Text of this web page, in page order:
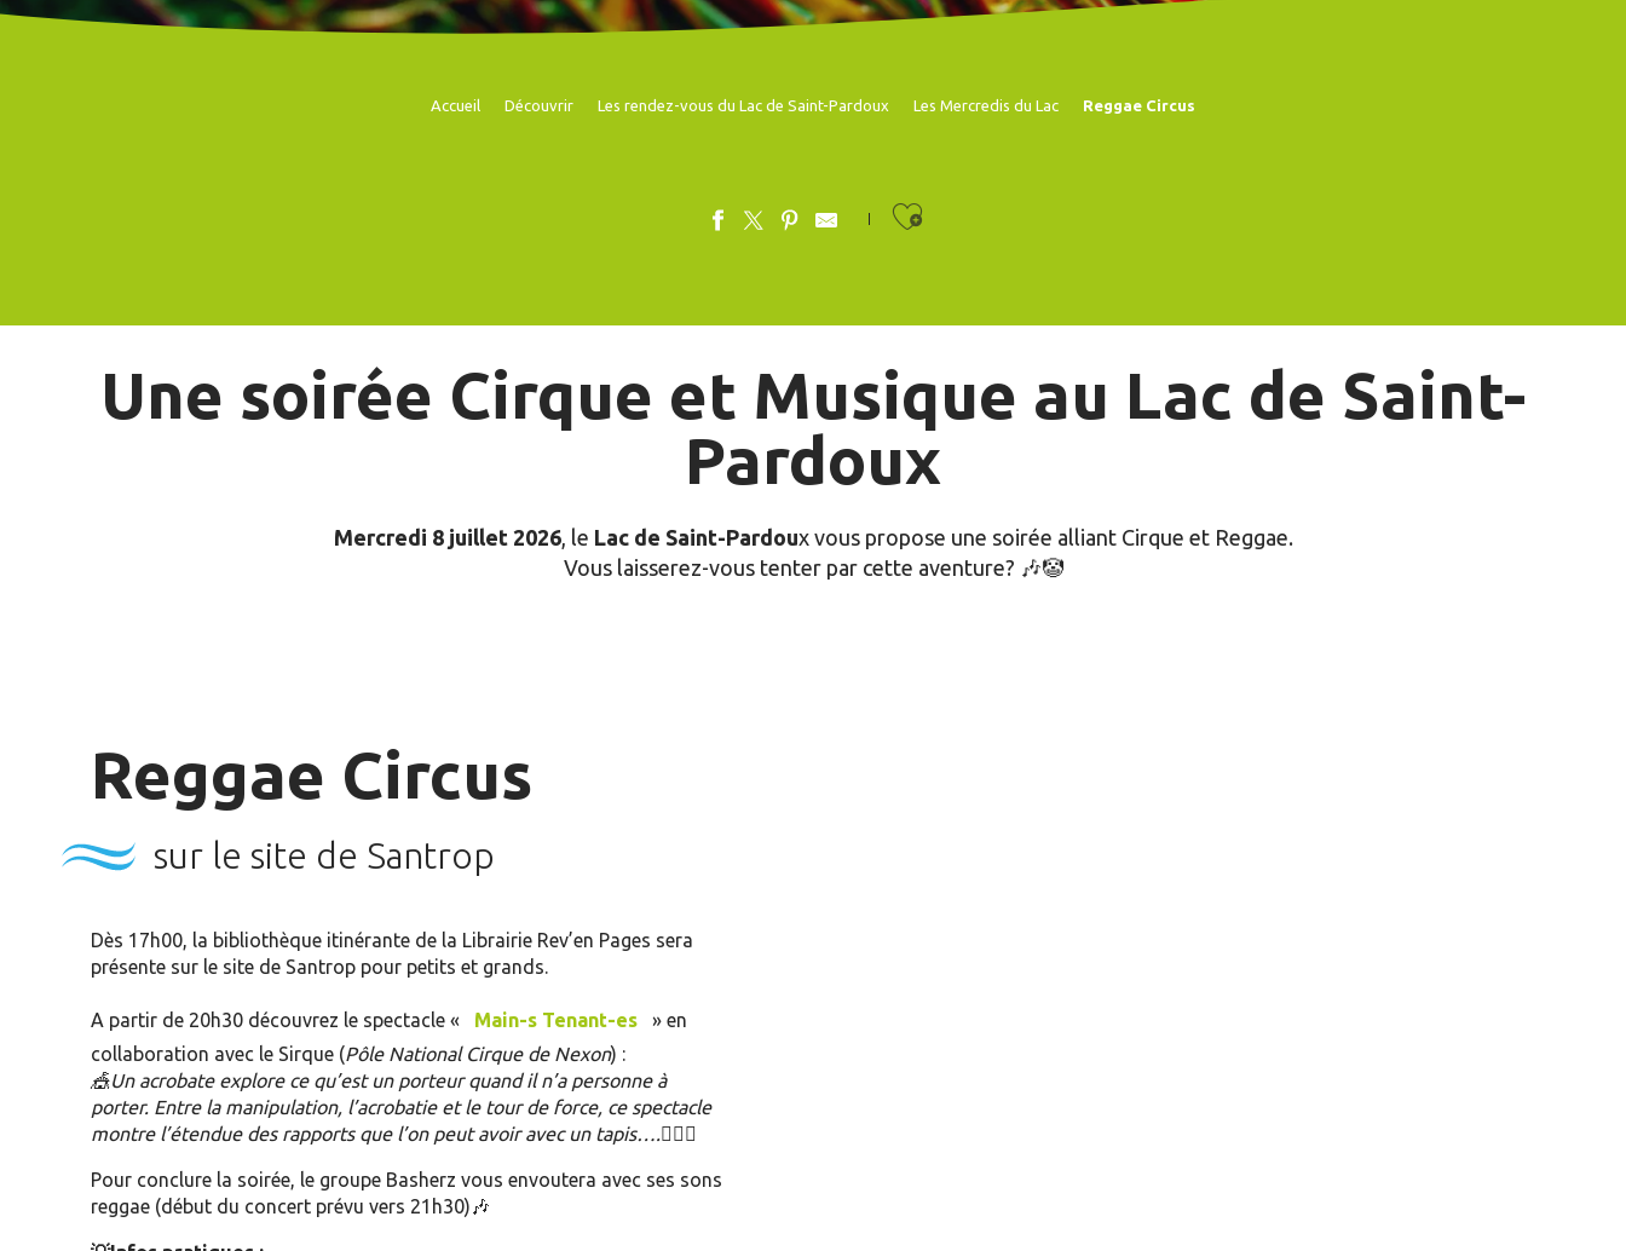
Accueil Découvrir Les rendez-vous du Lac de Saint-Pardoux Les Mercredis du Lac Reggae Circus
Ajouter aux favoris
Une soirée Cirque et Musique au Lac de Saint-
Pardoux
Mercredi 8 juillet 2026, le Lac de Saint-Pardoux vous propose une soirée alliant Cirque et Reggae.
Vous laisserez-vous tenter par cette aventure? 🎶🤡
Reggae Circus
sur le site de Santrop
Dès 17h00, la bibliothèque itinérante de la Librairie Rev’en Pages sera
présente sur le site de Santrop pour petits et grands.
A partir de 20h30 découvrez le spectacle « Main-s Tenant-es
» en
collaboration avec le Sirque (Pôle National Cirque de Nexon) :
🎪Un acrobate explore ce qu’est un porteur quand il n’a personne à
porter. Entre la manipulation, l’acrobatie et le tour de force, ce spectacle
montre l’étendue des rapports que l’on peut avoir avec un tapis….🤹🏼‍♂️
Pour conclure la soirée, le groupe Basherz vous envoutera avec ses sons
reggae (début du concert prévu vers 21h30)🎶